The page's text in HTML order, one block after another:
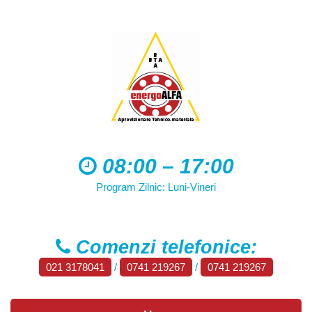
08:00 – 17:00
Program Zilnic: Luni-Vineri
Comenzi telefonice:
021 3178041 / 0741 219267 / 0741 219267